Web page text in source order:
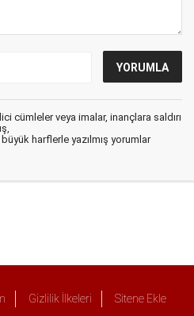
cümleler veya imalar, inançlara saldırı
harflerle yazılmış yorumlar
Gizlilik İlkeleri Sitene Ekle